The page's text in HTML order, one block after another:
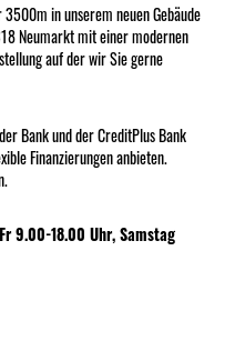
in unserem neuen Gebäude
Neumarkt mit einer modernen
auf der wir Sie gerne
Bank und der CreditPlus Bank
Finanzierungen anbieten.
9.00-18.00 Uhr, Samstag